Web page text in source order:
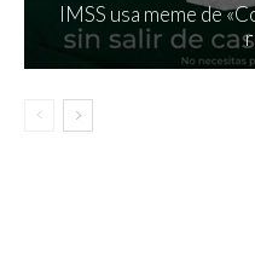
IMSS usa meme de